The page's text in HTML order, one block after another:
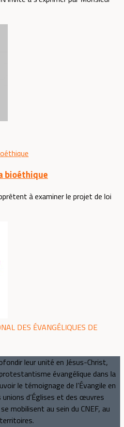
bioéthique
à examiner le projet de loi
DES ÉVANGÉLIQUES DE
leur unité en Jésus-Christ,
évangélique dans la
le témoignage de l’Évangile en
d’Églises et des œuvres
mobilisent au sein du CNEF, au